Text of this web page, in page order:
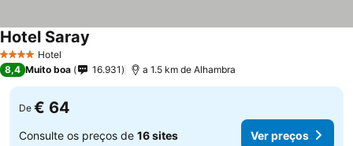
4 EstrelasHotel
Hotel Saray
8,4 Muito boa 16.931 a 1.5 km de Alhambra
De € 64
Consulte os preços de 16 sites Ver preços